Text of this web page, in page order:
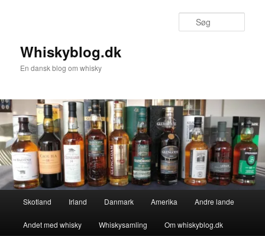
Whiskyblog.dk
En dansk blog om whisky
Skotland Irland Danmark Amerika Andre lande
Andet med whisky Whiskysamling Om whiskyblog.dk